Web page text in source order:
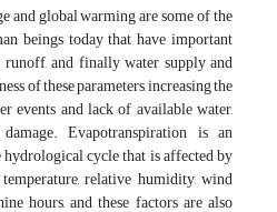
and global warming are some of the
beings today that have important
runoff, and finally water supply and
of these parameters, increasing the
events and lack of available water,
Evapotranspiration is an
cycle that is affected by
relative humidity, wind
hours, and these factors are also